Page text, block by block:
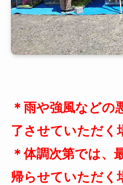
＊雨や強風などの
了させていただく
＊体調次第では、
帰らせていただく